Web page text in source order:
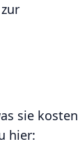
sie kosten
hier: